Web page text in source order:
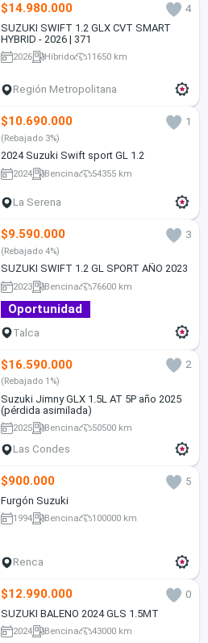
$14.980.000
4
SUZUKI SWIFT 1.2 GLX CVT SMART
HYBRID - 2026 | 371
2026 Híbrido 11650 km
Región Metropolitana
$10.690.000 1
(Rebajado 3%)
2024 Suzuki Swift sport GL 1.2
2024 Bencina 54355 km
La Serena
$9.590.000 3
(Rebajado 4%)
SUZUKI SWIFT 1.2 GL SPORT AÑO 2023
2023 Bencina 76600 km
Oportunidad
Talca
$16.590.000 2
(Rebajado 1%)
Suzuki Jimny GLX 1.5L AT 5P año 2025
(pérdida asimilada)
2025 Bencina 50500 km
Las Condes
$900.000
5
Furgón Suzuki
1994 Bencina 100000 km
Renca
$12.990.000
0
SUZUKI BALENO 2024 GLS 1.5MT
2024 Bencina 43000 km